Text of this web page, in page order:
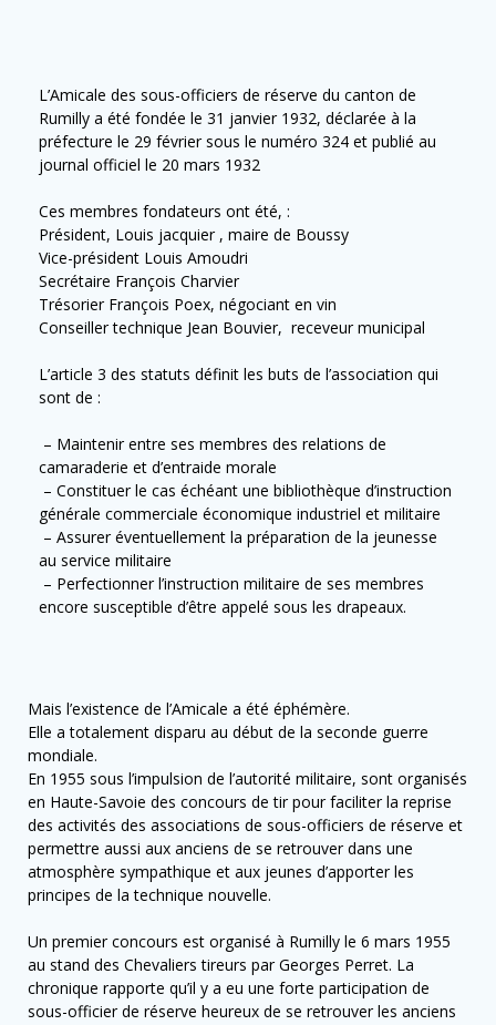
L’Amicale des sous-officiers de réserve du canton de
Rumilly a été fondée le 31 janvier 1932, déclarée à la
préfecture le 29 février sous le numéro 324 et publié au
journal officiel le 20 mars 1932
Ces membres fondateurs ont été, :
Président, Louis jacquier , maire de Boussy
Vice-président Louis Amoudri
Secrétaire François Charvier
Trésorier François Poex, négociant en vin
Conseiller technique Jean Bouvier, receveur municipal
L’article 3 des statuts définit les buts de l’association qui
sont de :
– Maintenir entre ses membres des relations de
camaraderie et d’entraide morale
– Constituer le cas échéant une bibliothèque d’instruction
générale commerciale économique industriel et militaire
– Assurer éventuellement la préparation de la jeunesse
au service militaire
– Perfectionner l’instruction militaire de ses membres
encore susceptible d’être appelé sous les drapeaux.
Mais l’existence de l’Amicale a été éphémère.
Elle a totalement disparu au début de la seconde guerre
mondiale.
En 1955 sous l’impulsion de l’autorité militaire, sont organisés
en Haute-Savoie des concours de tir pour faciliter la reprise
des activités des associations de sous-officiers de réserve et
permettre aussi aux anciens de se retrouver dans une
atmosphère sympathique et aux jeunes d’apporter les
principes de la technique nouvelle.
Un premier concours est organisé à Rumilly le 6 mars 1955
au stand des Chevaliers tireurs par Georges Perret. La
chronique rapporte qu’il y a eu une forte participation de
sous-officier de réserve heureux de se retrouver les anciens